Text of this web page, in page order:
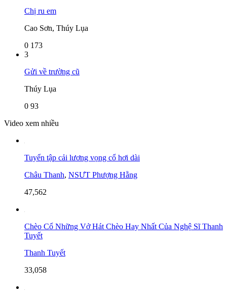
Chị ru em
Cao Sơn, Thúy Lụa
0 173
3
Gửi về trường cũ
Thúy Lụa
0 93
Video xem nhiều
Tuyển tập cải lương vọng cổ hơi dài
Châu Thanh, NSƯT Phượng Hằng
47,562
Chèo Cổ Những Vở Hát Chèo Hay Nhất Của Nghệ Sĩ Thanh
Tuyết
Thanh Tuyết
33,058